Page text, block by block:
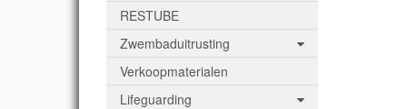
RESTUBE
Zwembaduitrusting
Verkoopmaterialen
Lifeguarding